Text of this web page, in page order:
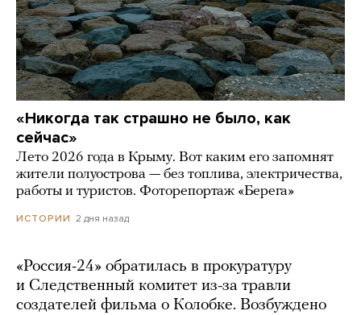
«Никогда так страшно не было, как
сейчас»
Лето 2026 года в Крыму. Вот каким его запомнят
жители полуострова — без топлива, электричества,
работы и туристов. Фоторепортаж «Берега»
ИСТОРИИ 2 дня назад
«Россия-24» обратилась в прокуратуру
и Следственный комитет из-за травли
создателей фильма о Колобке. Возбуждено